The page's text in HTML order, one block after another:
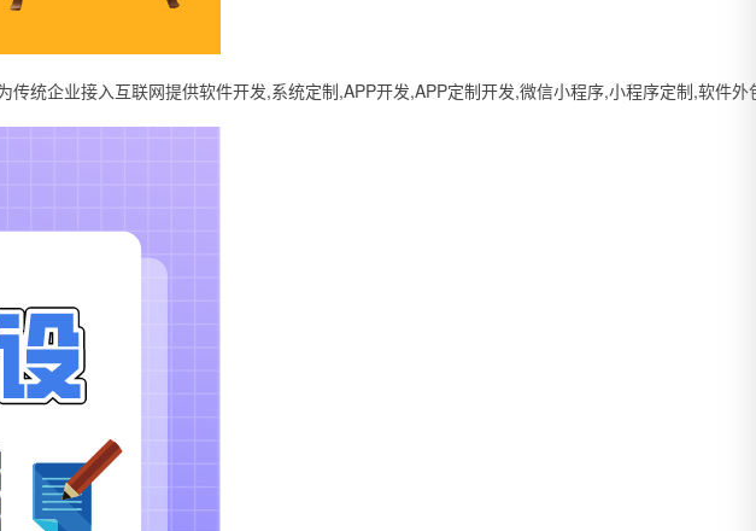
统企业接入互联网提供软件开发,系统定制,APP开发,APP定制开发,微信小程序,小程序定制,软件外